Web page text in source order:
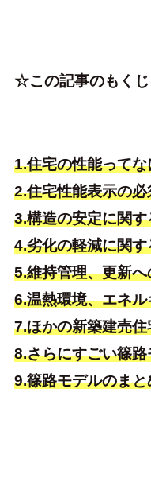
☆この記事のもくじ
1.住宅の性能ってな
2.住宅性能表示の必
3.構造の安定に関す
4.劣化の軽減に関す
5.維持管理、更新
6.温熱環境、エネ
7.ほかの新築建売住
8.さらにすごい篠路
9.篠路モデルのまと